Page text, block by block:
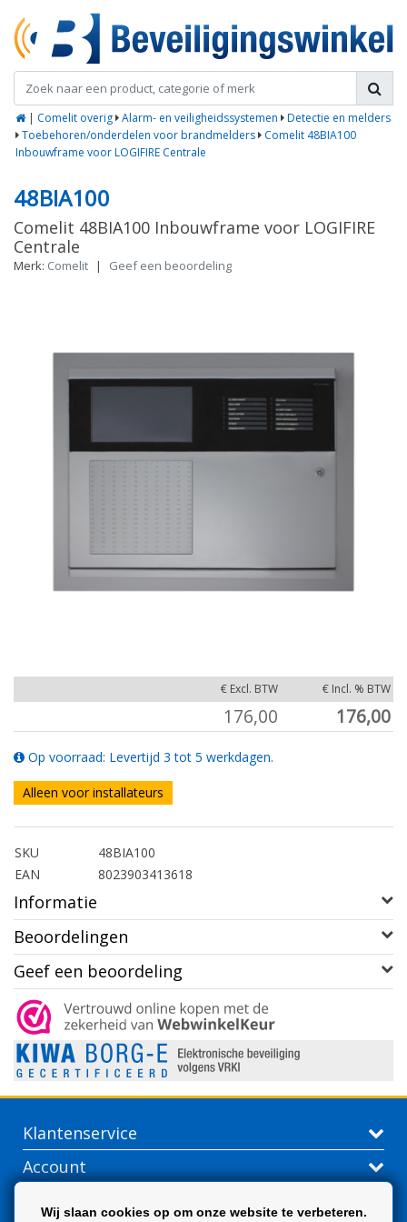
| Comelit overig Alarm- en veiligheidssystemen
Detectie en melders
Toebehoren/onderdelen voor brandmelders
Comelit 48BIA100
Inbouwframe voor LOGIFIRE Centrale
48BIA100
Comelit 48BIA100 Inbouwframe voor LOGIFIRE
Centrale
Merk: Comelit | Geef een beoordeling
€ Excl. BTW € Incl. % BTW
176,00 176,00
Op voorraad: Levertijd 3 tot 5 werkdagen.
Alleen voor installateurs
SKU
48BIA100
EAN
8023903413618
Informatie
Beoordelingen
Geef een beoordeling
Klantenservice
Account
Wij slaan cookies op om onze website te verbeteren.